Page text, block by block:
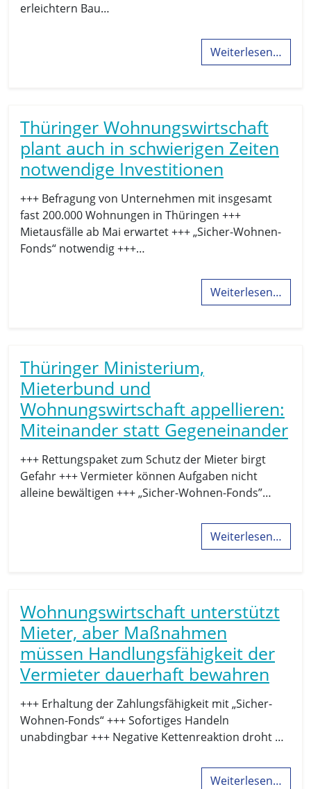
erleichtern Bau…
Weiterlesen…
Thüringer Wohnungswirtschaft
plant auch in schwierigen Zeiten
notwendige Investitionen
+++ Befragung von Unternehmen mit insgesamt
fast 200.000 Wohnungen in Thüringen +++
Mietausfälle ab Mai erwartet +++ „Sicher-Wohnen-
Fonds“ notwendig +++…
Weiterlesen…
Thüringer Ministerium,
Mieterbund und
Wohnungswirtschaft appellieren:
Miteinander statt Gegeneinander
+++ Rettungspaket zum Schutz der Mieter birgt
Gefahr +++ Vermieter können Aufgaben nicht
alleine bewältigen +++ „Sicher-Wohnen-Fonds”…
Weiterlesen…
Wohnungswirtschaft unterstützt
Mieter, aber Maßnahmen
müssen Handlungsfähigkeit der
Vermieter dauerhaft bewahren
+++ Erhaltung der Zahlungsfähigkeit mit „Sicher-
Wohnen-Fonds“ +++ Sofortiges Handeln
unabdingbar +++ Negative Kettenreaktion droht …
Weiterlesen…